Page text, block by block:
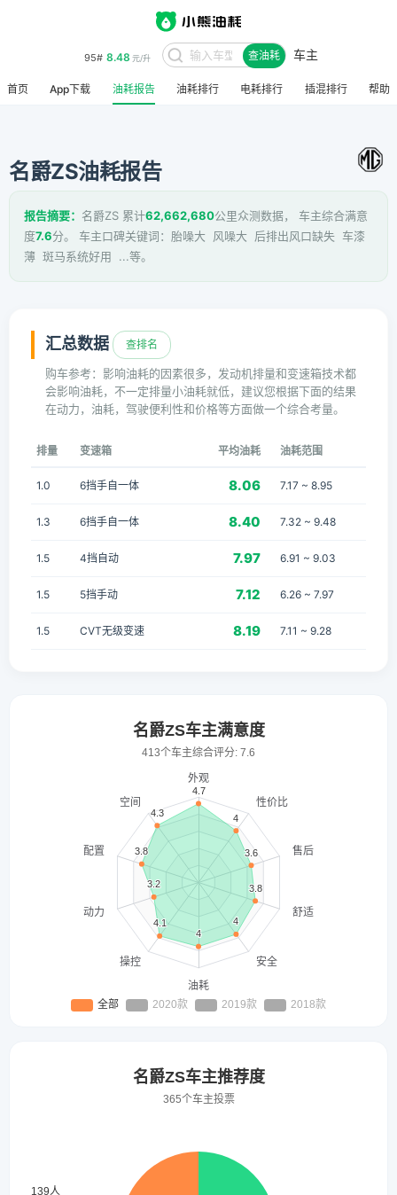
95# 8.48 元/升 查油耗 车主
首页 App下载 油耗报告 油耗排行 电耗排行 插混排行 帮助
名爵ZS油耗报告
报告摘要： 名爵ZS 累计62,662,680公里众测数据， 车主综合满意
度7.6分。 车主口碑关键词：胎噪大 风噪大 后排出风口缺失 车漆
薄 斑马系统好用 ...等。
汇总数据 查排名
购车参考：影响油耗的因素很多，发动机排量和变速箱技术都
会影响油耗，不一定排量小油耗就低，建议您根据下面的结果
在动力，油耗，驾驶便利性和价格等方面做一个综合考量。
排量 变速箱 平均油耗 油耗范围
1.0 6挡手自一体 8.06 7.17 ~ 8.95
1.3 6挡手自一体 8.40 7.32 ~ 9.48
1.5 4挡自动 7.97 6.91 ~ 9.03
1.5 5挡手动 7.12 6.26 ~ 7.97
1.5 CVT无级变速 8.19 7.11 ~ 9.28